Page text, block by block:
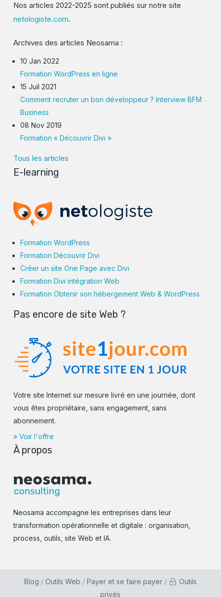
Nos articles 2022-2025 sont publiés sur notre site
netologiste.com.
Archives des articles Neosama :
10 Jan 2022
Formation WordPress en ligne
15 Juil 2021
Comment recruter un bon développeur ? Interview BFM
Business
08 Nov 2019
Formation « Découvrir Divi »
Tous les articles
E-learning
Formation WordPress
Formation Découvrir Divi
Créer un site One Page avec Divi
Formation Divi intégration Web
Formation Obtenir son hébergement Web & WordPress
Pas encore de site Web ?
Votre site Internet sur mesure livré en une journée, dont
vous êtes propriétaire, sans engagement, sans
abonnement.
» Voir l'offre
À propos
Neosama accompagne les entreprises dans leur
transformation opérationnelle et digitale : organisation,
process, outils, site Web et IA.
Blog / Outils Web / Payer et se faire payer/
Outils
privés